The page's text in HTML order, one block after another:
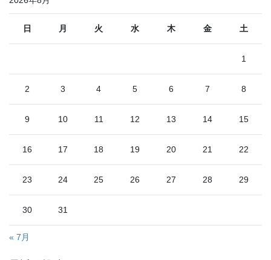
日 月 火 水 木 金 土
1
2 3 4 5 6 7 8
9 10 11 12 13 14 15
16 17 18 19 20 21 22
23 24 25 26 27 28 29
30 31
« 7月